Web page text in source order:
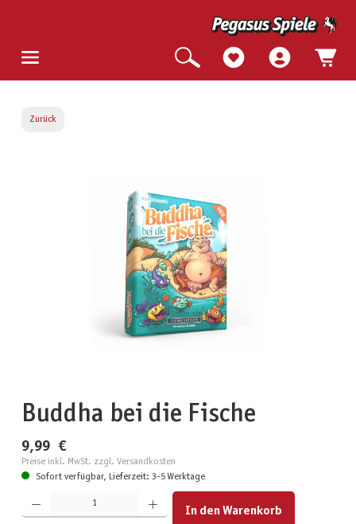
Zurück
Buddha bei die Fische
9,99 €
Preise inkl. MwSt. zzgl. Versandkosten
Sofort verfügbar, Lieferzeit: 3-5 Werktage
Produkt Anzahl: Gib den gewünschten Wert ein oder benutze die Schaltflächen um die Anzahl zu
In den Warenkorb